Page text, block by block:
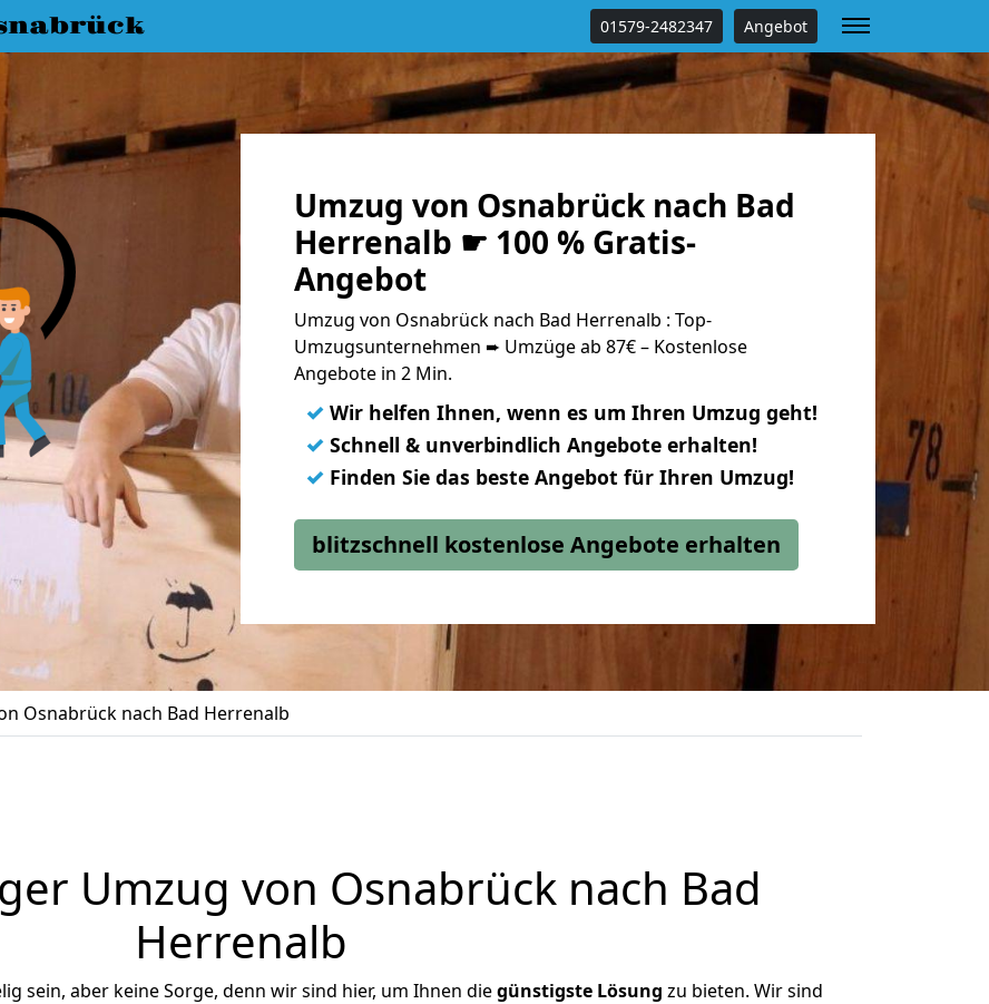
01579-2482347 Angebot
Umzug von Osnabrück nach Bad
Herrenalb ☛ 100 % Gratis-
Angebot
Umzug von Osnabrück nach Bad Herrenalb : Top-
Umzugsunternehmen ➨ Umzüge ab 87€ – Kostenlose
Angebote in 2 Min.
✓ Wir helfen Ihnen, wenn es um Ihren Umzug geht!
✓ Schnell & unverbindlich Angebote erhalten!
✓ Finden Sie das beste Angebot für Ihren Umzug!
blitzschnell kostenlose Angebote erhalten
Osnabrück nach Bad Herrenalb
Umzug von Osnabrück nach Bad
Herrenalb
sein, aber keine Sorge, denn wir sind hier, um Ihnen diegünstigste Lösung zu bieten. Wir sind